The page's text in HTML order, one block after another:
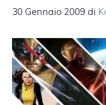
30 Gennaio 2009 di